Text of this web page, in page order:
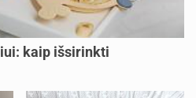
kaip išsirinkti